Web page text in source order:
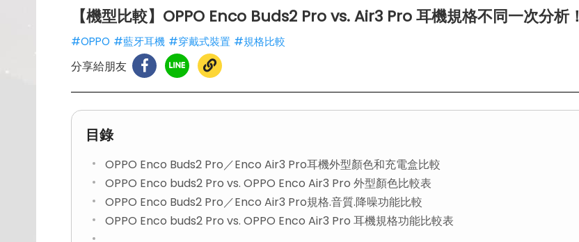
【機型比較】OPPO Enco Buds2 Pro vs. Air3 Pro 耳機規格不同一次分析！
#OPPO #藍牙耳機 #穿戴式裝置 #規格比較
分享給朋友
目錄
OPPO Enco Buds2 Pro／Enco Air3 Pro耳機外型顏色和充電盒比較
OPPO Enco buds2 Pro vs. OPPO Enco Air3 Pro 外型顏色比較表
OPPO Enco Buds2 Pro／Enco Air3 Pro規格.音質.降噪功能比較
OPPO Enco buds2 Pro vs. OPPO Enco Air3 Pro 耳機規格功能比較表